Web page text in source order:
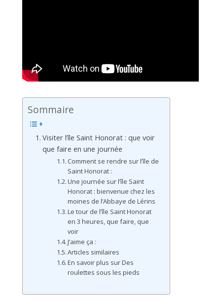
Sommaire
Visiter l’île Saint Honorat : que voir
que faire en une journée
Comment se rendre sur l’île de
Saint Honorat :
Une journée sur l’île Saint
Honorat : bienvenue chez les
moines de l’Abbaye de Lérins
Le tour de l’île Saint Honorat
en 3 heures, que faire, que
voir
J’aime ça :
Articles similaires
En savoir plus sur Des
roulettes sous les pieds